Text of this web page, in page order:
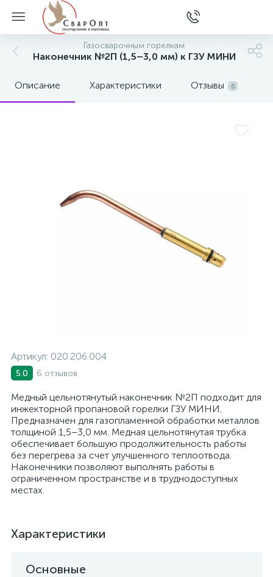
Газосварочным горелкам
Наконечник №2П (1,5–3,0 мм) к ГЗУ МИНИ
Описание Характеристики Отзывы 6
Артикул: 020.206.004
5.0 6 отзывов
Медный цельнотянутый наконечник №2П подходит для
инжекторной пропановой горелки ГЗУ МИНИ.
Предназначен для газопламенной обработки металлов
толщиной 1,5–3,0 мм. Медная цельнотянутая трубка
обеспечивает большую продолжительность работы
без перегрева за счет улучшенного теплоотвода.
Наконечники позволяют выполнять работы в
ограниченном пространстве и в труднодоступных
местах.
Характеристики
Основные